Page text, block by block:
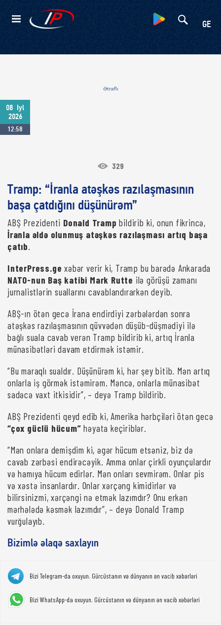
GE
Kateqoriyalar
Ətraflı
08
Iyl
2026
12:58
329
Tramp: “İranla atəşkəs razılaşmasının
başa çatdığını düşünürəm”
ABŞ Prezidenti Donald Tramp bildirib ki, onun fikrincə,
İranla əldə olunmuş atəşkəs razılaşması artıq başa
çatıb.
InterPress.ge xəbər verir ki, Tramp bu barədə Ankarada
NATO-nun Baş katibi Mark Rutte ilə görüşü zamanı
jurnalistlərin suallarını cavablandırarkən deyib.
ABŞ-ın ötən gecə İrana endirdiyi zərbələrdən sonra
atəşkəs razılaşmasının qüvvədən düşüb-düşmədiyi ilə
bağlı suala cavab verən Tramp bildirib ki, artıq İranla
münasibətləri davam etdirmək istəmir.
“Bu maraqlı sualdır. Düşünürəm ki, hər şey bitib. Mən artıq
onlarla iş görmək istəmirəm. Məncə, onlarla münasibət
sadəcə vaxt itkisidir”, – deyə Tramp bildirib.
ABŞ Prezidenti qeyd edib ki, Amerika hərbçiləri ötən gecə
“çox güclü hücum” həyata keçiriblər.
“Mən onlara demişdim ki, əgər hücum etsəniz, biz də
cavab zərbəsi endirəcəyik. Amma onlar çirkli oyunçulardır
və hamıya hücum edirlər. Mən onları sevmirəm. Onlar pis
və xəstə insanlardır. Onlar xərçəng kimidirlər və
bilirsinizmi, xərçəngi nə etmək lazımdır? Onu erkən
mərhələdə kəsmək lazımdır”, – deyə Donald Tramp
vurğulayıb.
Bizimlə əlaqə saxlayın
Bizi Telegram-da oxuyun. Gürcüstanın və dünyanın ən vacib xəbərləri
Bizi WhatsApp-da oxuyun. Gürcüstanın və dünyanın ən vacib xəbərləri